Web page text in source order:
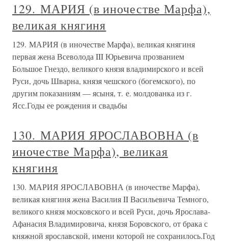
129. МАРИЯ (в иночестве Марфа),
великая княгиня
129. МАРИЯ (в иночестве Марфа), великая княгиня
первая жена Всеволода III Юрьевича прозванием
Большое Гнездо, великого князя владимирского и всей
Руси, дочь Шварна, князя чешского (богемского), по
другим показаниям — ясыня, т. е. молдованка из г.
Ясс.Годы ее рождения и свадьбы
130. МАРИЯ ЯРОСЛАВОВНА (в
иночестве Марфа), великая
княгиня
130. МАРИЯ ЯРОСЛАВОВНА (в иночестве Марфа),
великая княгиня жена Василия II Васильевича Темного,
великого князя московского и всей Руси, дочь Ярослава-
Афанасия Владимировича, князя Боровского, от брака с
княжной ярославской, имени которой не сохранилось.Год